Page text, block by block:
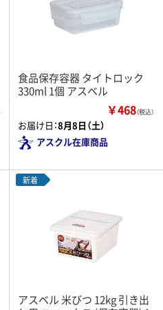
食品保存容器 タイトロック
330ml 1個 アスベル
￥468（税込）
お届け日：8月8日（土）
アスクル在庫商品
新着
アスベル 米びつ 12kg 引き出